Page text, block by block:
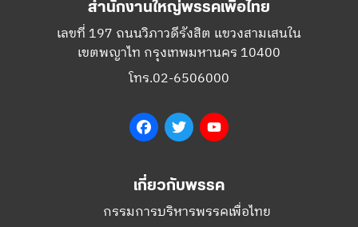
สำนักงานใหญ่พรรคเพื่อไทย
เลขที่ 197 ถนนวิภาวดีรังสิต แขวงสามเสนใน
เขตพญาไท กรุงเทพมหานคร 10400
โทร.02-6506000
FacebookTwitter
เกี่ยวกับพรรค
กรรมการบริหารพรรคเพื่อไทย